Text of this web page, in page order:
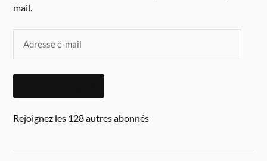
mail.
Rejoignez les 128 autres abonnés